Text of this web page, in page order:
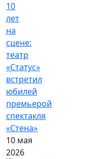
10
лет
на
сцене:
театр
«Статус»
встретил
юбилей
премьерой
спектакля
«Стена»
10 мая
2026